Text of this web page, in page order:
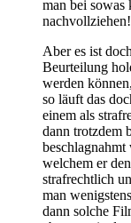
man bei sowas
nachvollziehen!
Aber es ist
Beurteilung
werden
so läuft das
einem als
dann trotzdem
welchem er
strafrechtlich
man
dann solche